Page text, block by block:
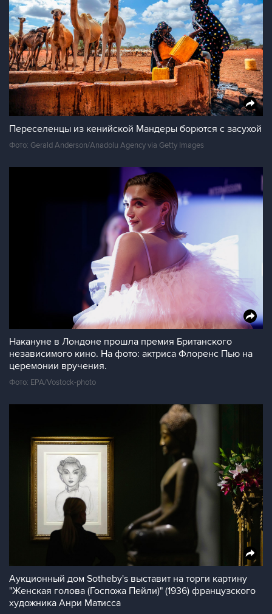
Переселенцы из кенийской Мандеры борются с засухой
Фото: Gerald Anderson/Anadolu Agency via Getty Images
Накануне в Лондоне прошла премия Британского
независимого кино. На фото: актриса Флоренс Пью на
церемонии вручения.
Фото: EPA/Vostock-photo
Аукционный дом Sotheby's выставит на торги картину
"Женская голова (Госпожа Пейли)" (1936) французского
художника Анри Матисса